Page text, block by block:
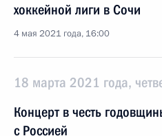
хоккейной лиги в Сочи
4 мая 2021 года, 16:00
18 марта 2021 года,
Концерт в честь
с Россией